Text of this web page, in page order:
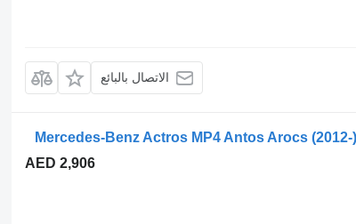
الاتصال بالبائع
AED 2,906